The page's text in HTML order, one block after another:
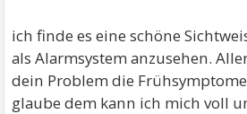
ich finde es eine schöne
als Alarmsystem anzusehen.
dein Problem die
glaube dem kann ich mich voll